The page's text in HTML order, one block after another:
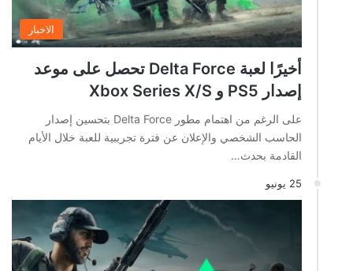
الاخبار
أخيرًا لعبة Delta Force تحصل على موعد
إصدار PS5 و Xbox Series X/S
على الرغم من اهتمام مطور Delta Force بتحسين إصدار
الحاسب الشخصي والإعلان عن فترة تجريبية للعبة خلال الأيام
القادمة بحدث…
25 يونيو